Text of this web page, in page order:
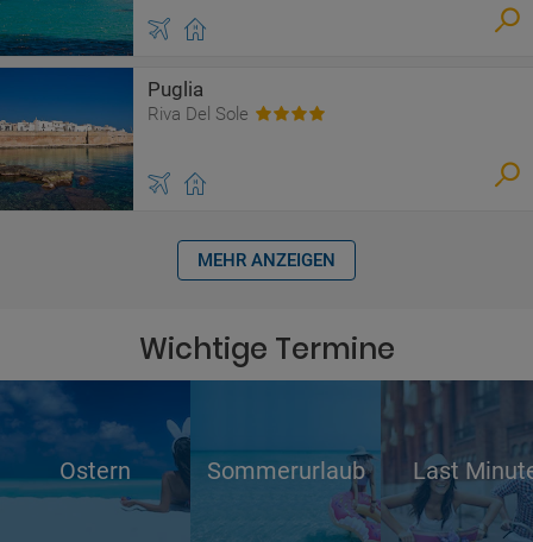
Puglia
Riva Del Sole
MEHR ANZEIGEN
Wichtige Termine
Ostern Sommerurlaub Last